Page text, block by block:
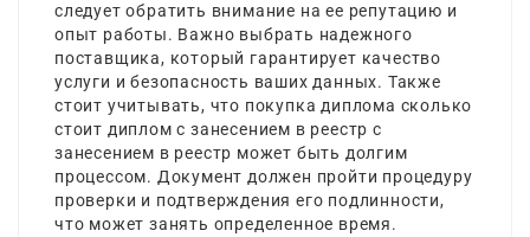
следует обратить внимание на ее репутацию и
опыт работы. Важно выбрать надежного
поставщика, который гарантирует качество
услуги и безопасность ваших данных. Также
стоит учитывать, что покупка диплома сколько
стоит диплом с занесением в реестр с
занесением в реестр может быть долгим
процессом. Документ должен пройти процедуру
проверки и подтверждения его подлинности,
что может занять определенное время.